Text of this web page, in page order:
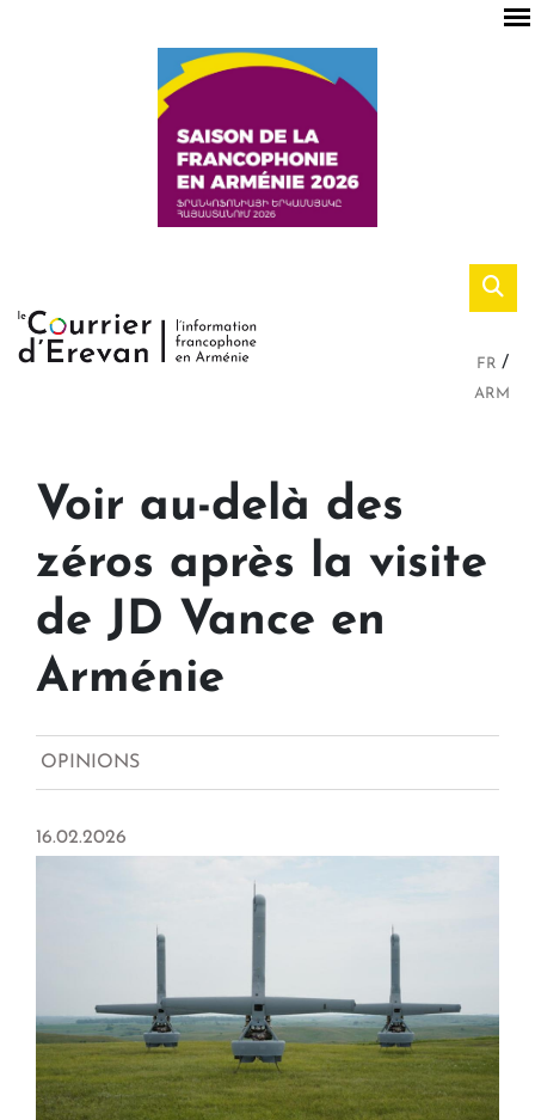
FR
ARM
Voir au-delà des
zéros après la visite
de JD Vance en
Arménie
OPINIONS
16.02.2026